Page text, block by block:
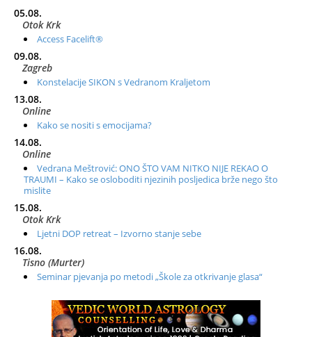
05.08.
Otok Krk
Access Facelift®
09.08.
Zagreb
Konstelacije SIKON s Vedranom Kraljetom
13.08.
Online
Kako se nositi s emocijama?
14.08.
Online
Vedrana Meštrović: ONO ŠTO VAM NITKO NIJE REKAO O
TRAUMI – Kako se osloboditi njezinih posljedica brže nego što
mislite
15.08.
Otok Krk
Ljetni DOP retreat – Izvorno stanje sebe
16.08.
Tisno (Murter)
Seminar pjevanja po metodi „Škole za otkrivanje glasa“
Radionica: Pomagači iz drugih dimenzija Online – otvoreno za